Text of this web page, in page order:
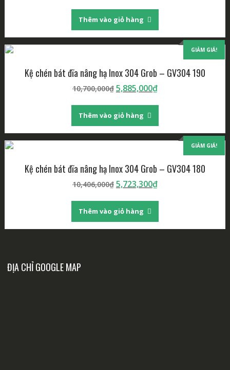
Thêm vào giỏ hàng
GIẢM GIÁ!
Kệ chén bát đĩa nâng hạ Inox 304 Grob – GV304 190
10,700,000₫ 5,885,000₫
Thêm vào giỏ hàng
GIẢM GIÁ!
Kệ chén bát đĩa nâng hạ Inox 304 Grob – GV304 180
10,406,000₫ 5,723,300₫
Thêm vào giỏ hàng
ĐỊA CHỈ GOOGLE MAP